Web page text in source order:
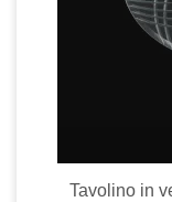
Tavolino in